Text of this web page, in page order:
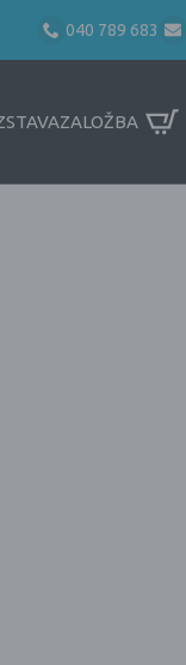
040 789 683
ZALOŽBA